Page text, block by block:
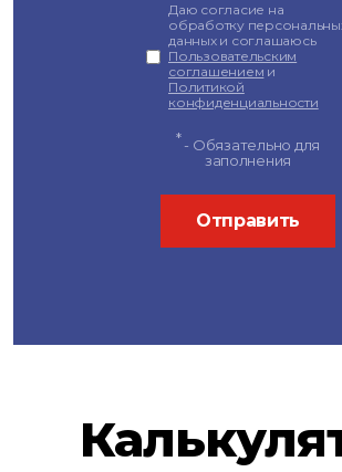
Даю согласие на
обработку
данных и соглашаюсь
Пользовательским
соглашением и
Политикой
конфиденциальности
* - Обязательно для
заполнения
Отправить